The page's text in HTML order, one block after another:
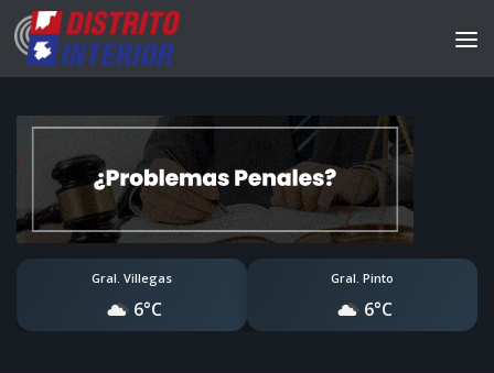
Gral. Villegas
6°C
Gral. Pinto
6°C